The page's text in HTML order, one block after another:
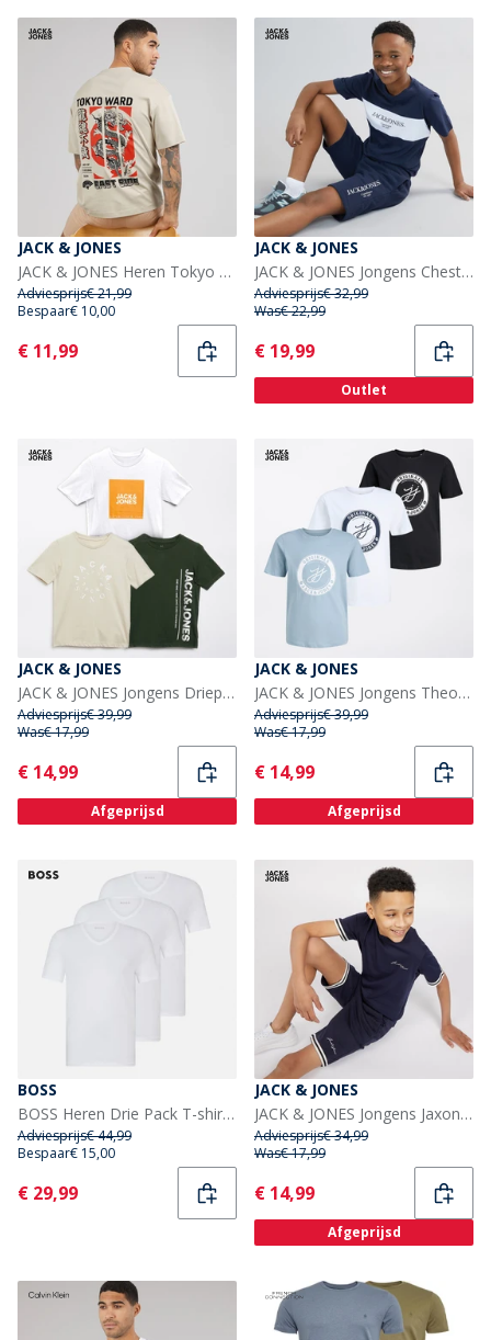
JACK & JONES
JACK & JONES Heren Tokyo Ward T-shirt Moonbeam
Adviesprijs€ 21,99
Bespaar€ 10,00
Current
€ 11,99
JACK & JONES
JACK & JONES Jongens Chester T-shirt En Shorts Set Navy Blazer/Wit
Adviesprijs€ 32,99
Was€ 22,99
Current
€ 19,99
Outlet
JACK & JONES
JACK & JONES Jongens Driepack Jason T-Shirts Zwart
Adviesprijs€ 39,99
Was€ 17,99
Current
€ 14,99
Afgeprijsd
JACK & JONES
JACK & JONES Jongens Theo T-shirts Drie Pack Multi
Adviesprijs€ 39,99
Was€ 17,99
Current
€ 14,99
Afgeprijsd
BOSS
BOSS Heren Drie Pack T-shirts Wit
Adviesprijs€ 44,99
Bespaar€ 15,00
Current
€ 29,99
JACK & JONES
JACK & JONES Jongens Jaxon T-shirt En Shorts Set Navy Blazer
Adviesprijs€ 34,99
Was€ 17,99
Current
€ 14,99
Afgeprijsd